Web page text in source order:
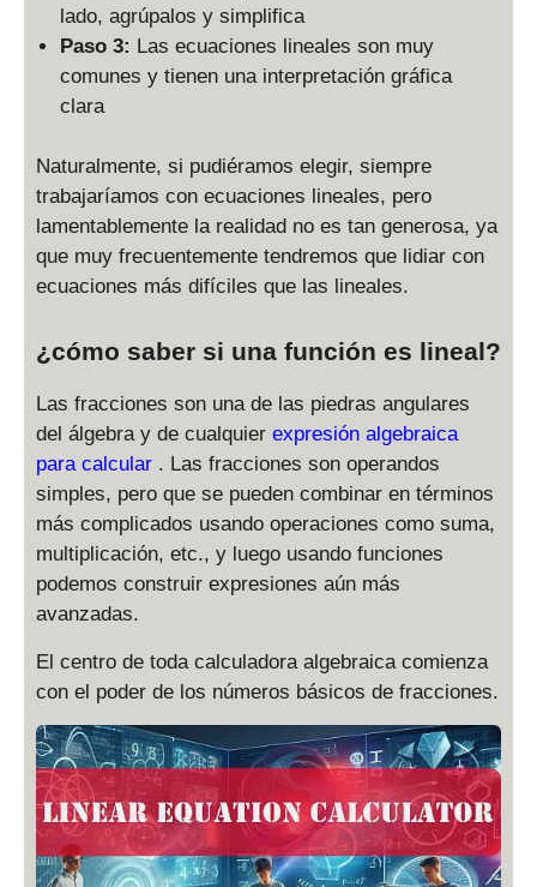
lado, agrúpalos y simplifica
Paso 3: Las ecuaciones lineales son muy
comunes y tienen una interpretación gráfica
clara
Naturalmente, si pudiéramos elegir, siempre
trabajaríamos con ecuaciones lineales, pero
lamentablemente la realidad no es tan generosa, ya
que muy frecuentemente tendremos que lidiar con
ecuaciones más difíciles que las lineales.
¿cómo saber si una función es lineal?
Las fracciones son una de las piedras angulares
del álgebra y de cualquier expresión algebraica
para calcular . Las fracciones son operandos
simples, pero que se pueden combinar en términos
más complicados usando operaciones como suma,
multiplicación, etc., y luego usando funciones
podemos construir expresiones aún más
avanzadas.
El centro de toda calculadora algebraica comienza
con el poder de los números básicos de fracciones.